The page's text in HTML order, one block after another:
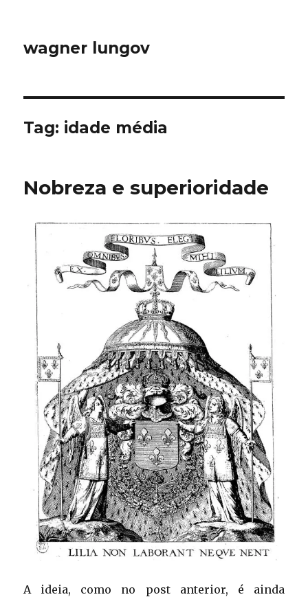
wagner lungov
Tag: idade média
Nobreza e superioridade
A ideia, como no post anterior, é ainda